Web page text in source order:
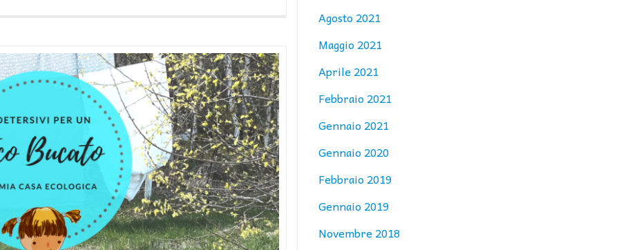
Agosto 2021
Maggio 2021
Aprile 2021
Febbraio 2021
Gennaio 2021
Gennaio 2020
Febbraio 2019
Gennaio 2019
Novembre 2018